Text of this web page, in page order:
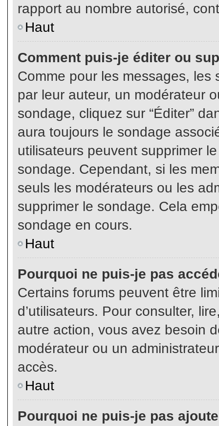
rapport au nombre autorisé,
Haut
Comment puis-je éditer ou
Comme pour les messages,
par leur auteur, un modérateur
sondage, cliquez sur “Éditer”
aura toujours le sondage
utilisateurs peuvent supprimer
sondage. Cependant, si les
seuls les modérateurs ou les
supprimer le sondage. Cela
sondage en cours.
Haut
Pourquoi ne puis-je pas
Certains forums peuvent être
d’utilisateurs. Pour consulter,
autre action, vous avez besoin
modérateur ou un
accès.
Haut
Pourquoi ne puis-je pas